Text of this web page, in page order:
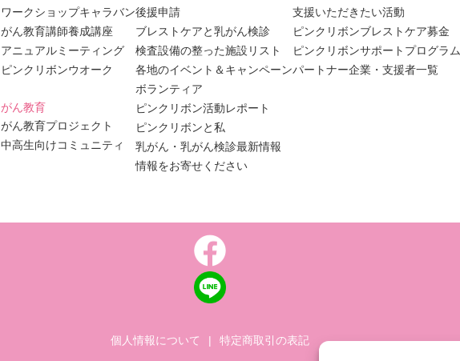
ワークショップキャラバン
がん教育講師養成講座
アニュアルミーティング
ピンクリボンウオーク
がん教育
がん教育プロジェクト
中高生向けコミュニティ
後援申請
ブレストケアと乳がん検診
検査設備の整った施設リスト
各地のイベント＆キャンペーン
ボランティア
ピンクリボン活動レポート
ピンクリボンと私
乳がん・乳がん検診最新情報
情報をお寄せください
支援いただきたい活動
ピンクリボンブレストケア募金
ピンクリボンサポートプログラム
パートナー企業・支援者一覧
個人情報について | 特定商取引の表記